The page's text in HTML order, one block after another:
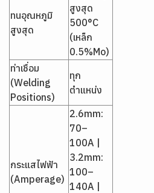
ทนอุณหภูมิ
สูงสุด
สูงสุด
500°C
(เหล็ก
0.5%Mo)
ท่าเชื่อม
(Welding
Positions)
ทุก
ตำแหน่ง
กระแสไฟฟ้า
(Amperage)
2.6mm:
70–
100A |
3.2mm:
100–
140A |